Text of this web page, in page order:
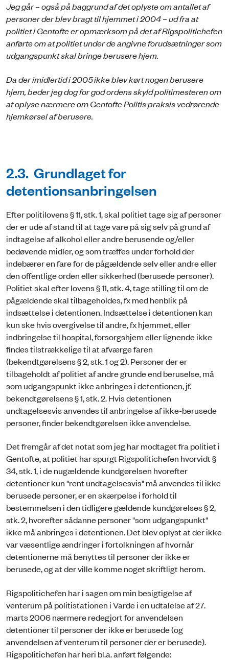
Jeg går – også på baggrund af det oplyste om antallet af
personer der blev bragt til hjemmet i 2004 – ud fra at
politiet i Gentofte er opmærksom på det af Rigspolitichefen
anførte om at politiet under de angivne forudsætninger som
udgangspunkt skal bringe berusere hjem.
Da der imidlertid i 2005 ikke blev kørt nogen berusere
hjem, beder jeg dog for god ordens skyld politimesteren om
at oplyse nærmere om Gentofte Politis praksis vedrørende
hjemkørsel af berusere.
2.3. Grundlaget for
detentionsanbringelsen
Efter politilovens § 11, stk. 1, skal politiet tage sig af personer
der er ude af stand til at tage vare på sig selv på grund af
indtagelse af alkohol eller andre berusende og/eller
bedøvende midler, og som træffes under forhold der
indebærer en fare for de pågældende selv eller andre eller
den offentlige orden eller sikkerhed (berusede personer).
Politiet skal efter lovens § 11, stk. 4, tage stilling til om de
pågældende skal tilbageholdes, fx med henblik på
indsættelse i detentionen. Indsættelse i detentionen kan
kun ske hvis overgivelse til andre, fx hjemmet, eller
indbringelse til hospital, forsorgshjem eller lignende ikke
findes tilstrækkelige til at afværge faren
(bekendtgørelsens § 2, stk. 1 og 2). Personer der er
tilbageholdt af politiet af andre grunde end beruselse, må
som udgangspunkt ikke anbringes i detentionen, jf.
bekendtgørelsens § 1, stk. 2. Hvis detentionen
undtagelsesvis anvendes til anbringelse af ikke-berusede
personer, finder bekendtgørelsen ikke anvendelse.
Det fremgår af det notat som jeg har modtaget fra politiet i
Gentofte, at politiet har spurgt Rigspolitichefen hvorvidt §
34, stk. 1, i de nugældende kundgørelsen hvorefter
detentioner kun "rent undtagelsesvis" må anvendes til ikke
berusede personer, er en skærpelse i forhold til
bestemmelsen i den tidligere gældende kundgørelses § 2,
stk. 2, hvorefter sådanne personer "som udgangspunkt"
ikke må anbringes i detentionen. Det blev oplyst at der ikke
var væsentlige ændringer i fortolkningen af hvornår
detentionerne må benyttes til personer der ikke er
berusede, og at der ville komme noget skriftligt herom.
Rigspolitichefen har i sagen om min besigtigelse af
venterum på politistationen i Varde i en udtalelse af 27.
marts 2006 nærmere redegjort for anvendelsen
detentioner til personer der ikke er berusede (og
anvendelsen af venterum til personer der er berusede).
Rigspolitichefen har heri bl.a. anført følgende: